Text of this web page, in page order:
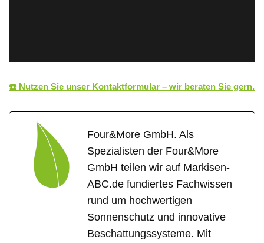
☎️ Nutzen Sie unser Kontaktformular – wir beraten Sie gern.
Four&More GmbH. Als
Spezialisten der Four&More
GmbH teilen wir auf Markisen-
ABC.de fundiertes Fachwissen
rund um hochwertigen
Sonnenschutz und innovative
Beschattungssysteme. Mit